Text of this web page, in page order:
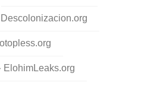
Descolonizacion.org
ElohimLeaks.org